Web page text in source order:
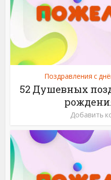
Поздравления с
52 Душевных
Добавить